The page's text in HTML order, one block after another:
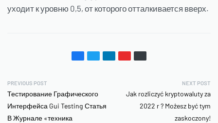
уходит к уровню 0,5, от которого отталкивается вверх.
PREVIOUS POST
Тестирование Графического
Интерфейса Gui Testing Статья
В Журнале «техника
NEXT POST
Jak rozliczyć kryptowaluty za
2022 r ? Możesz być tym
zaskoczony!